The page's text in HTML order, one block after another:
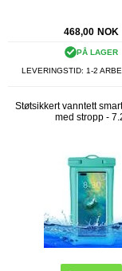
468,00 NOK
PÅ LAGER
LEVERINGSTID: 1-2
Støtsikkert vanntett
med stropp -